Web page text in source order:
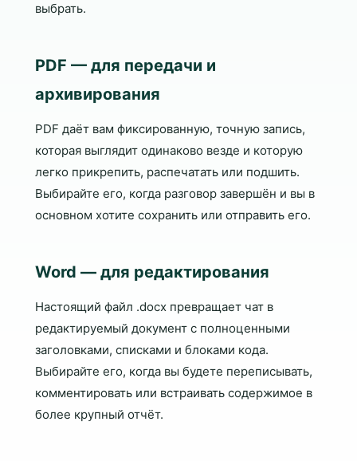
выбрать.
PDF — для передачи и
архивирования
PDF даёт вам фиксированную, точную запись,
которая выглядит одинаково везде и которую
легко прикрепить, распечатать или подшить.
Выбирайте его, когда разговор завершён и вы в
основном хотите сохранить или отправить его.
Word — для редактирования
Настоящий файл .docx превращает чат в
редактируемый документ с полноценными
заголовками, списками и блоками кода.
Выбирайте его, когда вы будете переписывать,
комментировать или встраивать содержимое в
более крупный отчёт.